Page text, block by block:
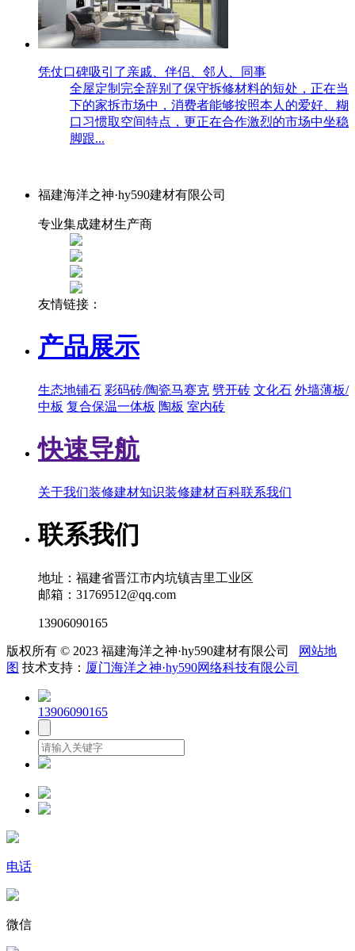
凭仗口碑吸引了亲戚、伴侣、邻人、同事
全屋定制完全辞别了保守拆修材料的短处，正在当
下的家拆市场中，消费者能够按照本人的爱好、糊
口习惯取空间特点，更正在合作激烈的市场中坐稳
脚跟...
福建海洋之神·hy590建材有限公司
专业集成建材生产商
友情链接：
产品展示
生态地铺石 彩码砖/陶瓷马赛克 劈开砖 文化石 外墙薄板/
中板 复合保温一体板 陶板 室内砖
快速导航
关于我们装修建材知识装修建材百科联系我们
联系我们
地址：福建省晋江市内坑镇吉里工业区
邮箱：31769512@qq.com
13906090165
版权所有 © 2023 福建海洋之神·hy590建材有限公司
网站地
图 技术支持： 厦门海洋之神·hy590网络科技有限公司
13906090165
电话
微信